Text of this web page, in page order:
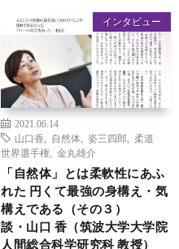
インタビュー
2021.06.14
山口香
自然体 姿三四郎
柔道
世界選手権
金丸雄介
「自然体」とは柔軟性にあふ
れた 円くて最強の身構え・気
構えである（その３）
談・山口 香（筑波大学大学院
人間総合科学研究科 教授）